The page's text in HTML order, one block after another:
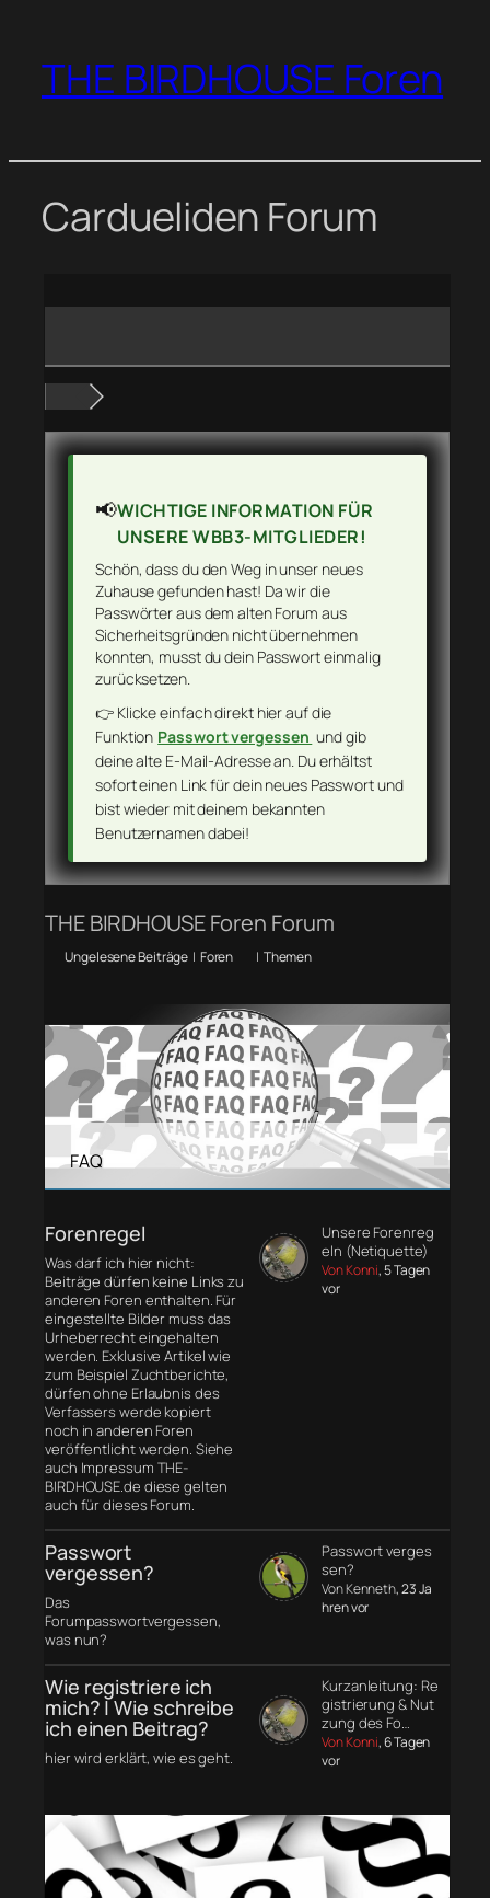
springen
THE BIRDHOUSE Foren
Cardueliden Forum
📢WICHTIGE INFORMATION FÜR
UNSERE WBB3-MITGLIEDER!
Schön, dass du den Weg in unser neues
Zuhause gefunden hast! Da wir die
Passwörter aus dem alten Forum aus
Sicherheitsgründen nicht übernehmen
konnten, musst du dein Passwort einmalig
zurücksetzen.
👉 Klicke einfach direkt hier auf die
Funktion Passwort vergessen und gib
deine alte E-Mail-Adresse an. Du erhältst
sofort einen Link für dein neues Passwort und
bist wieder mit deinem bekannten
Benutzernamen dabei!
THE BIRDHOUSE Foren Forum
Ungelesene Beiträge | Foren | Themen
FAQ
Forenregel
Was darf ich hier nicht:
Beiträge dürfen keine Links zu
anderen Foren enthalten. Für
eingestellte Bilder muss das
Urheberrecht eingehalten
werden. Exklusive Artikel wie
zum Beispiel Zuchtberichte,
dürfen ohne Erlaubnis des
Verfassers werde kopiert
noch in anderen Foren
veröffentlicht werden. Siehe
auch Impressum THE-
BIRDHOUSE.de diese gelten
auch für dieses Forum.
Unsere Forenreg
eln (Netiquette)
Von Konni, 5 Tagen
vor
Passwort
vergessen?
Das
Forumpasswortvergessen,
was nun?
Passwort verges
sen?
Von Kenneth, 23 Ja
hren vor
Wie registriere ich
mich? | Wie schreibe
ich einen Beitrag?
hier wird erklärt, wie es geht.
Kurzanleitung: Re
gistrierung & Nut
zung des Fo…
Von Konni, 6 Tagen
vor